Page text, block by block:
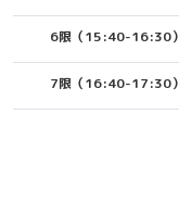
6限（15:40-16:30）
7限（16:40-17:30）